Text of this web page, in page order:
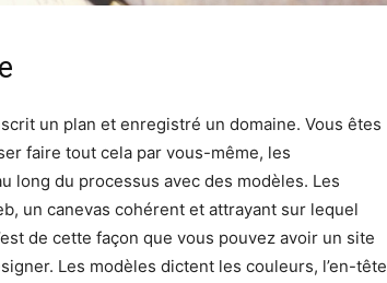
un plan et enregistré un domaine. Vous êtes
faire tout cela par vous-même, les
long du processus avec des modèles. Les
un canevas cohérent et attrayant sur lequel
de cette façon que vous pouvez avoir un site
Les modèles dictent les couleurs, l’en-tête